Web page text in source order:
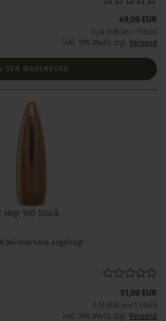
49,00 EUR
0,49 EUR pro 1 Stück
inkl. 19% MwSt. zzgl. Versand
DEN WARENKORB
40gr 100 Stück
bei Interesse angefragt
51,00 EUR
0,51 EUR pro 1 Stück
inkl. 19% MwSt. zzgl. Versand